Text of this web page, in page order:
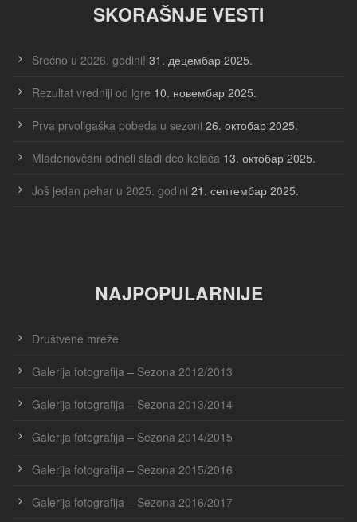
SKORAŠNJE VESTI
Srećno u 2026. godini! 31. децембар 2025.
Rezultat vredniji od igre 10. новембар 2025.
Prva prvoligaška pobeda u sezoni 26. октобар 2025.
Mladenovčani odneli slađi deo kolača 13. октобар 2025.
Još jedan pehar u 2025. godini 21. септембар 2025.
NAJPOPULARNIJE
Društvene mreže
Galerija fotografija – Sezona 2012/2013
Galerija fotografija – Sezona 2013/2014
Galerija fotografija – Sezona 2014/2015
Galerija fotografija – Sezona 2015/2016
Galerija fotografija – Sezona 2016/2017